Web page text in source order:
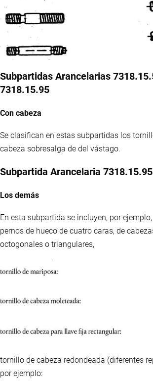
Subpartidas Arancelarias
7318.15.95
Con cabeza
Se clasifican en estas subpartidas los
cabeza sobresalga de del vástago.
Subpartida Arancelaria 7318.15.95
Los demás
En esta subpartida se incluyen, por
pernos de hueco de cuatro caras, de
octogonales o triangulares,
tornillo de cabeza redondeada (diferentes
por ejemplo: